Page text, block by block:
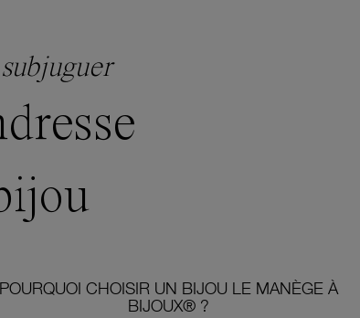
POURQUOI CHOISIR UN BIJOU LE MANÈGE À
BIJOUX® ?